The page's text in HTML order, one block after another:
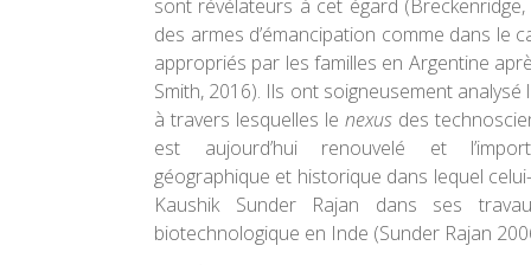
sont révélateurs à cet égard
des armes d’émancipation comme dans le
appropriés par les familles en Argentine
Smith, 2016). Ils ont soigneusement
à travers lesquelles le nexus des
est aujourd’hui renouvelé et
géographique et historique dans lequel
Kaushik Sunder Rajan dans ses
biotechnologique en Inde (Sunder Rajan